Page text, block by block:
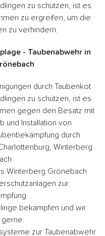
zu schützen, ist es
zu ergreifen, um die
zu verhindern.
- Taubenabwehr in
durch Taubenkot
zu schützen, ist es
gegen den Besatz mit
und Installation von
durch
Winterberg
Winterberg Grönebach
zur
bekämpfen und wir
zur Taubenabwehr